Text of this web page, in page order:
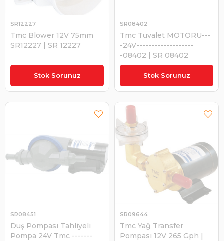
Stok Sorunuz
Tmc Blower 12V 75mm
SR12227 | SR 12227
SR12227
₺1.455,21 Stok Sorunuz
Tmc Tuvalet MOTORU---
-24V-------------------
-08402 | SR 08402
SR08402
₺7.920,16
Duş Pompası Tahliyeli
Pompa 24V Tmc -------
SR08451
Tmc Yağ Transfer
Pompası 12V 265 Gph |
SR09644